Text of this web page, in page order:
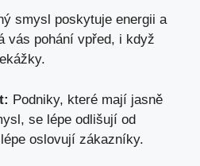
smysl poskytuje energii a
vás pohání vpřed, i když
Podniky, které mají jasně
se lépe odlišují od
oslovují zákazníky.